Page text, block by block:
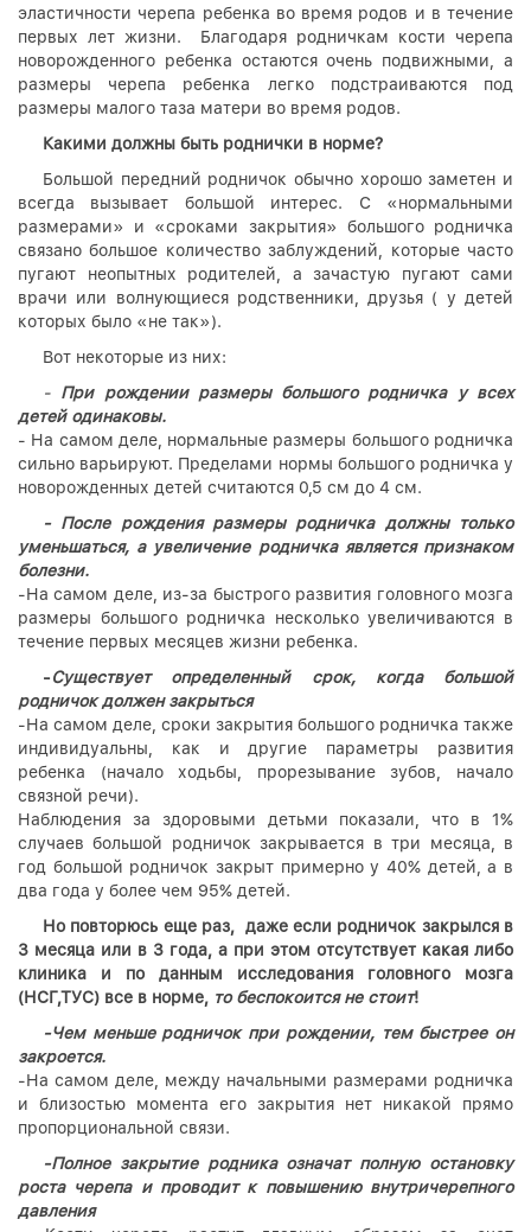
эластичности черепа ребенка во время родов и в течение
первых лет жизни. Благодаря родничкам кости черепа
новорожденного ребенка остаются очень подвижными, а
размеры черепа ребенка легко подстраиваются под
размеры малого таза матери во время родов.
Какими должны быть роднички в норме?
Большой передний родничок обычно хорошо заметен и
всегда вызывает большой интерес. С «нормальными
размерами» и «сроками закрытия» большого родничка
связано большое количество заблуждений, которые часто
пугают неопытных родителей, а зачастую пугают сами
врачи или волнующиеся родственники, друзья ( у детей
которых было «не так»).
Вот некоторые из них:
- При рождении размеры большого родничка у всех
детей одинаковы.
- На самом деле, нормальные размеры большого родничка
сильно варьируют. Пределами нормы большого родничка у
новорожденных детей считаются 0,5 см до 4 см.
- После рождения размеры родничка должны только
уменьшаться, а увеличение родничка является признаком
болезни.
-На самом деле, из-за быстрого развития головного мозга
размеры большого родничка несколько увеличиваются в
течение первых месяцев жизни ребенка.
-Существует определенный срок, когда большой
родничок должен закрыться
-На самом деле, сроки закрытия большого родничка также
индивидуальны, как и другие параметры развития
ребенка (начало ходьбы, прорезывание зубов, начало
связной речи).
Наблюдения за здоровыми детьми показали, что в 1%
случаев большой родничок закрывается в три месяца, в
год большой родничок закрыт примерно у 40% детей, а в
два года у более чем 95% детей.
Но повторюсь еще раз, даже если родничок закрылся в
3 месяца или в 3 года, а при этом отсутствует какая либо
клиника и по данным исследования головного мозга
(НСГ,ТУС) все в норме, то беспокоится не стоит!
-Чем меньше родничок при рождении, тем быстрее он
закроется.
-На самом деле, между начальными размерами родничка
и близостью момента его закрытия нет никакой прямо
пропорциональной связи.
-Полное закрытие родника означат полную остановку
роста черепа и проводит к повышению внутричерепного
давления